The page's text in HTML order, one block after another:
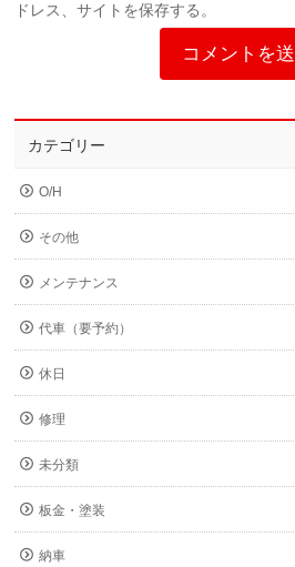
ドレス、サイトを保存する。
カテゴリー
O/H
その他
メンテナンス
代車（要予約）
休日
修理
未分類
板金・塗装
納車